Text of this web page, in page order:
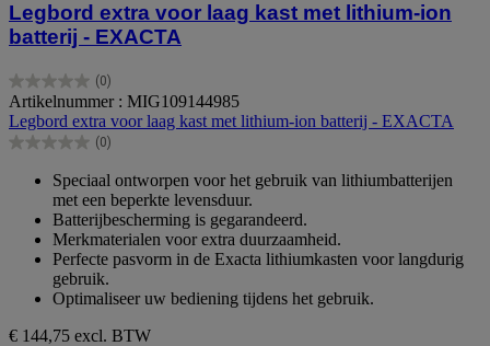
Legbord extra voor laag kast met lithium-ion
batterij - EXACTA
(0)
0.0
van
de
5
Artikelnummer : MIG109144985
Legbord extra voor laag kast met lithium-ion batterij - EXACTA
(0)
0.0
sterren.
Speciaal ontworpen voor het gebruik van lithiumbatterijen
met een beperkte levensduur.
Batterijbescherming is gegarandeerd.
Merkmaterialen voor extra duurzaamheid.
Perfecte pasvorm in de Exacta lithiumkasten voor langdurig
gebruik.
Optimaliseer uw bediening tijdens het gebruik.
€ 144,75 excl. BTW